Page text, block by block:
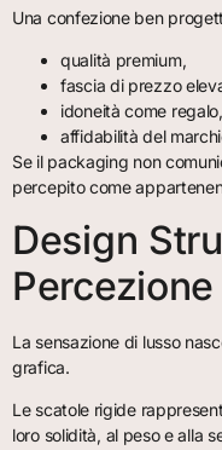
Una confezione ben
qualità premium,
fascia di prezzo
idoneità come regalo,
affidabilità del
Se il packaging non
percepito come
Design
La sensazione di lusso
grafica.
Le scatole rigide
loro solidità, al peso e alla